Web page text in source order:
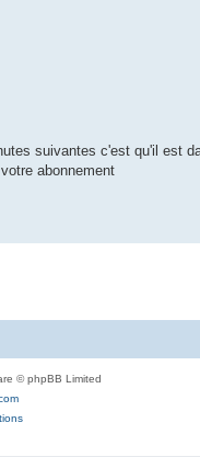
suivantes c'est qu'il est
abonnement
© phpBB Limited